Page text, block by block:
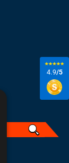
4.9/5